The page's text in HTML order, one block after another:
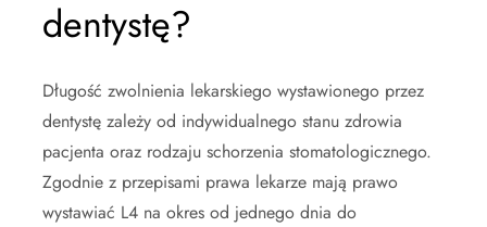
dentystę?
Długość zwolnienia lekarskiego wystawionego przez
dentystę zależy od indywidualnego stanu zdrowia
pacjenta oraz rodzaju schorzenia stomatologicznego.
Zgodnie z przepisami prawa lekarze mają prawo
wystawiać L4 na okres od jednego dnia do